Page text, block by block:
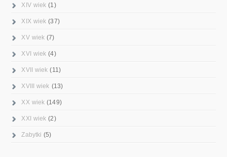
XIV wiek (1)
XIX wiek (37)
XV wiek (7)
XVI wiek (4)
XVII wiek (11)
XVIII wiek (13)
XX wiek (149)
XXI wiek (2)
Zabytki (5)